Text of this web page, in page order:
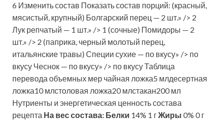
6 Изменить состав Показать состав порций: (красный,
мясистый, крупный) Болгарский перец — 2 шт.» /> 2
Лук репчатый — 1 шт.» /> 1 (сочные) Помидоры — 2
шт.» /> 2 (паприка, черный молотый перец,
итальянские травы) Специи сухие — по вкусу» /> по
вкусу Чеснок — по вкусу» /> по вкусу Таблица
перевода объемных мер чайная ложка5 млдесертная
ложка10 млстоловая ложка20 млстакан200 мл
Нутриенты и энергетическая ценность состава
рецепта На вес состава: Белки 14% 1 гЖиры 0% 0 г